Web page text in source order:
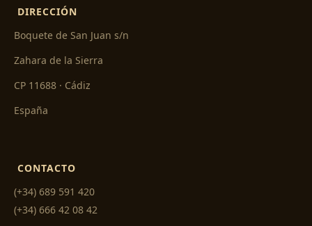
DIRECCIÓN
Boquete de San Juan s/n
Zahara de la Sierra
CP 11688 · Cádiz
España
CONTACTO
(+34) 689 591 420
(+34) 666 42 08 42